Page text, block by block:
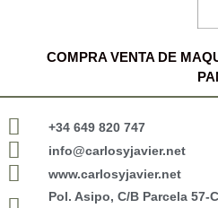
COMPRA VENTA DE
+34 649 820 747
info@carlosyjavier.net
www.carlosyjavier.net
Pol. Asipo, C/B Parcela 57-